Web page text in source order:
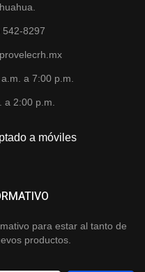
542-8297
a 7:00 p.m.
a 2:00 p.m.
a móviles
para estar al tanto de
productos.